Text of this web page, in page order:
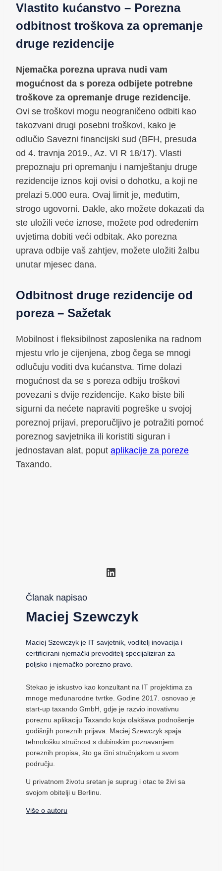
Vlastito kućanstvo – Porezna
odbitnost troškova za opremanje
druge rezidencije
Njemačka porezna uprava nudi vam
mogućnost da s poreza odbijete potrebne
troškove za opremanje druge rezidencije.
Ovi se troškovi mogu neograničeno odbiti kao
takozvani drugi posebni troškovi, kako je
odlučio Savezni financijski sud (BFH, presuda
od 4. travnja 2019., Az. VI R 18/17). Vlasti
prepoznaju pri opremanju i namještanju druge
rezidencije iznos koji ovisi o dohotku, a koji ne
prelazi 5.000 eura. Ovaj limit je, međutim,
strogo ugovorni. Dakle, ako možete dokazati da
ste uložili veće iznose, možete pod određenim
uvjetima dobiti veći odbitak. Ako porezna
uprava odbije vaš zahtjev, možete uložiti žalbu
unutar mjesec dana.
Odbitnost druge rezidencije od
poreza – Sažetak
Mobilnost i fleksibilnost zaposlenika na radnom
mjestu vrlo je cijenjena, zbog čega se mnogi
odlučuju voditi dva kućanstva. Time dolazi
mogućnost da se s poreza odbiju troškovi
povezani s dvije rezidencije. Kako biste bili
sigurni da nećete napraviti pogreške u svojoj
poreznoj prijavi, preporučljivo je potražiti pomoć
poreznog savjetnika ili koristiti siguran i
jednostavan alat, poput aplikacije za poreze
Taxando.
LinkedIn
Članak napisao
Maciej Szewczyk
Maciej Szewczyk je IT savjetnik, voditelj inovacija i
certificirani njemački prevoditelj specijaliziran za
poljsko i njemačko porezno pravo.
Stekao je iskustvo kao konzultant na IT projektima za
mnoge međunarodne tvrtke. Godine 2017. osnovao je
start-up taxando GmbH, gdje je razvio inovativnu
poreznu aplikaciju Taxando koja olakšava podnošenje
godišnjih poreznih prijava. Maciej Szewczyk spaja
tehnološku stručnost s dubinskim poznavanjem
poreznih propisa, što ga čini stručnjakom u svom
području.
U privatnom životu sretan je suprug i otac te živi sa
svojom obitelji u Berlinu.
Više o autoru